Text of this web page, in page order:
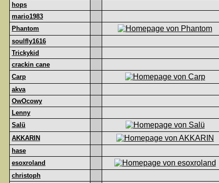
hops
mario1983
Phantom
soulfly1616
Trickykid
crackin cane
Carp
akva
OwOcowy
Lenny
Salü
AKKARIN
hase
esoxroland
christoph